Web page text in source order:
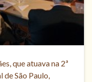
que atuava na 2ª
São Paulo,